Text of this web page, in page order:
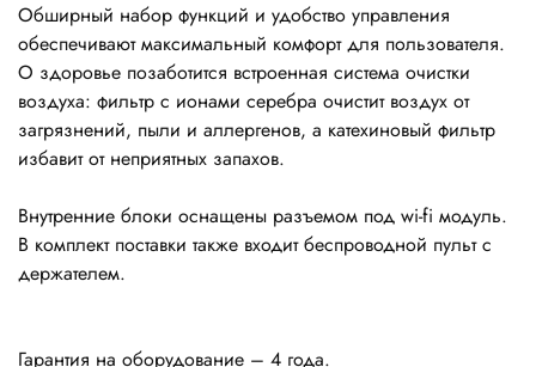
Обширный набор функций и удобство управления
обеспечивают максимальный комфорт для пользователя.
О здоровье позаботится встроенная система очистки
воздуха: фильтр с ионами серебра очистит воздух от
загрязнений, пыли и аллергенов, а катехиновый фильтр
избавит от неприятных запахов.
Внутренние блоки оснащены разъемом под wi-fi модуль.
В комплект поставки также входит беспроводной пульт с
держателем.
Гарантия на оборудование – 4 года.